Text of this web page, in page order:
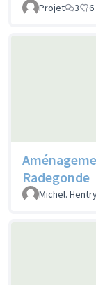
Projet 3 6
Radegonde
Michel.